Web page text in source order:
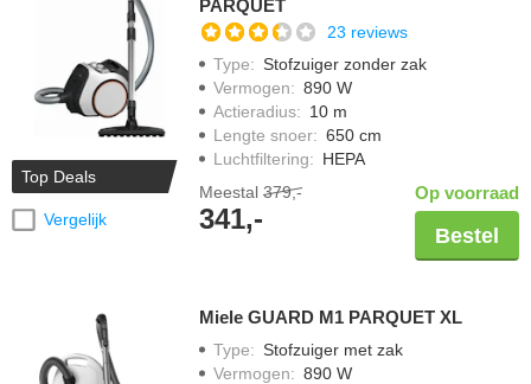
Top Deals
Vergelijk
PARQUET
23 reviews
Type: Stofzuiger zonder zak
Vermogen: 890 W
Actieradius: 10 m
Lengte snoer: 650 cm
Luchtfiltering: HEPA
Meestal 379,-
341,-
Op voorraad
Bestel
Miele GUARD M1 PARQUET XL
Type: Stofzuiger met zak
Vermogen: 890 W